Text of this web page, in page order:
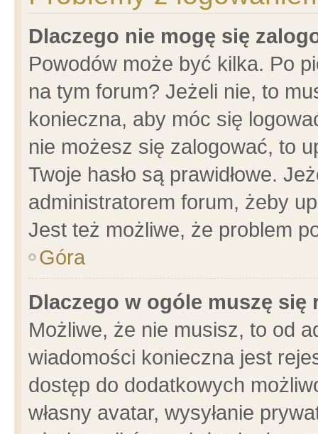
Dlaczego nie mogę się
Powodów może być kilka. Po
na tym forum? Jeżeli nie, to
konieczna, aby móc się
nie możesz się zalogować, to
Twoje hasło są prawidłowe.
administratorem forum, żeby
Jest też możliwe, że problem
Góra
Dlaczego w ogóle muszę się
Możliwe, że nie musisz, to od
wiadomości konieczna jest
dostęp do dodatkowych
własny avatar, wysyłanie